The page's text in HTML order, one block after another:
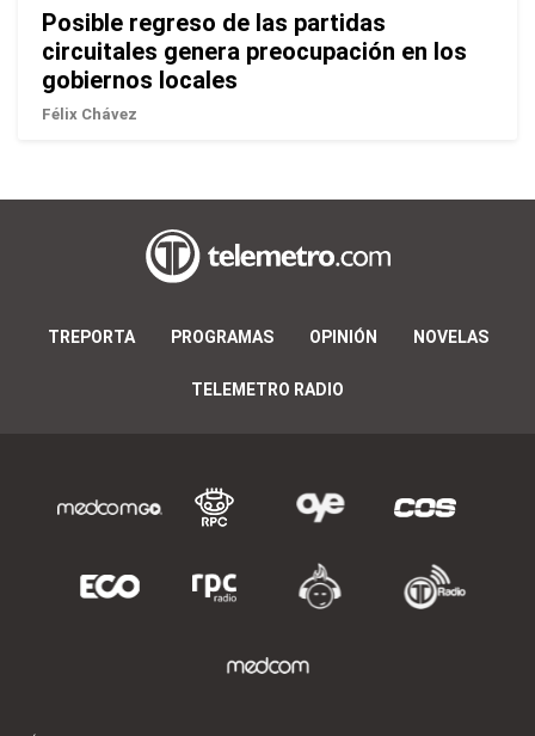
Posible regreso de las partidas
circuitales genera preocupación en los
gobiernos locales
Félix Chávez
TREPORTA PROGRAMAS OPINIÓN NOVELAS
TELEMETRO RADIO